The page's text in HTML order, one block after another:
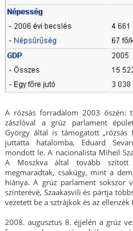
A rózsás forradalom 2003 őszén:
zászlóval a grúz parlament
György által is támogatott „rózsás
juttatta hatalomba, Eduard
mondott le. A nacionalista Miheil
A Moszkva által tovább szított
megmaradtak, csakúgy, mint a
hiánya. A grúz parlament sokszor
színterévé, Szaakasvili és pártja
vezetett be a sztrájkok és az
2008. augusztus 8. éjjelén a grúz